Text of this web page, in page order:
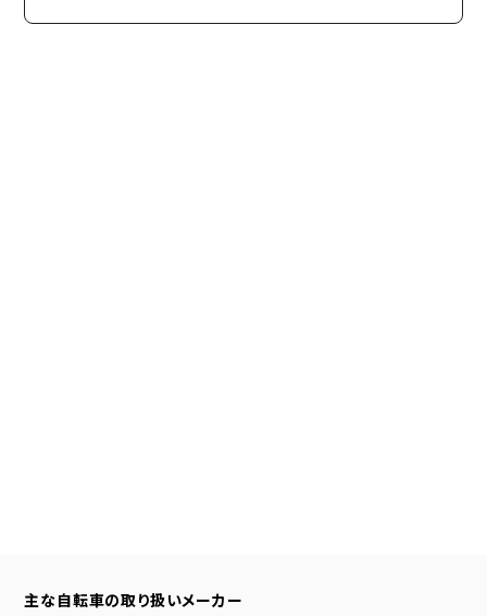
主な自転車の取り扱いメーカー